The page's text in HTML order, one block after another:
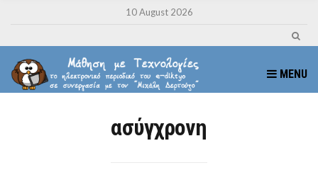
10 August 2026
MENU
ασύγχρονη